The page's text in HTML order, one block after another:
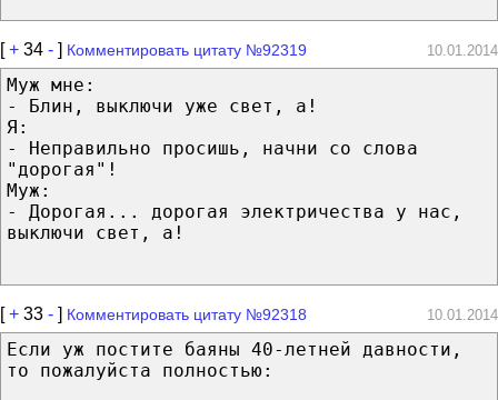
[+ 34 - ] Комментировать цитату №92319 10.01.2014
Муж мне:
- Блин, выключи уже свет, а!
Я:
- Неправильно просишь, начни со слова
"дорогая"!
Муж:
- Дорогая... дорогая электричества у нас,
выключи свет, а!
[+ 33 - ] Комментировать цитату №92318 10.01.2014
Если уж постите баяны 40-летней давности,
то пожалуйста полностью: